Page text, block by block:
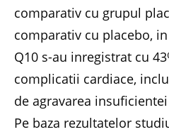
comparativ cu grupul
comparativ cu placebo,
Q10 s-au inregistrat cu
complicatii cardiace,
de agravarea
Pe baza rezultatelor